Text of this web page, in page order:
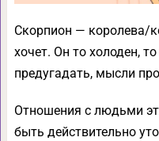
Скорпион — королева/
хочет. Он то холоден,
предугадать, мысли
Отношения с людьми
быть действительно